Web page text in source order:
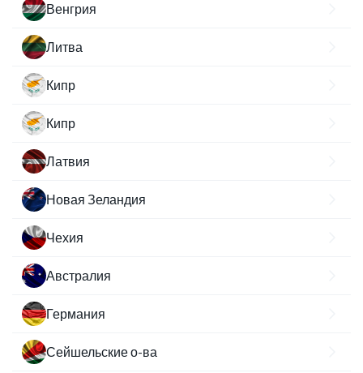
Венгрия
Литва
Кипр
Кипр
Латвия
Новая Зеландия
Чехия
Австралия
Германия
Сейшельские о-ва